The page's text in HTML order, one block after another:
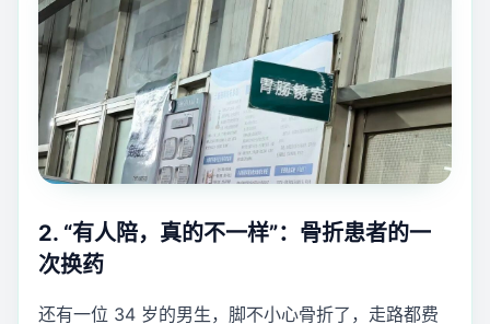
2. “有人陪，真的不一样”：骨折患者的一
次换药
还有一位 34 岁的男生，脚不小心骨折了，走路都费